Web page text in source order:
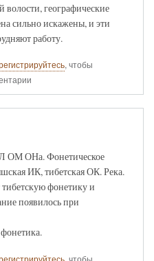
волости, географические
сильно искажены, и эти
работу.
, чтобы
ОМ ОНа. Фонетическое
ИК, тибетская ОК. Река.
фонетику и
появилось при